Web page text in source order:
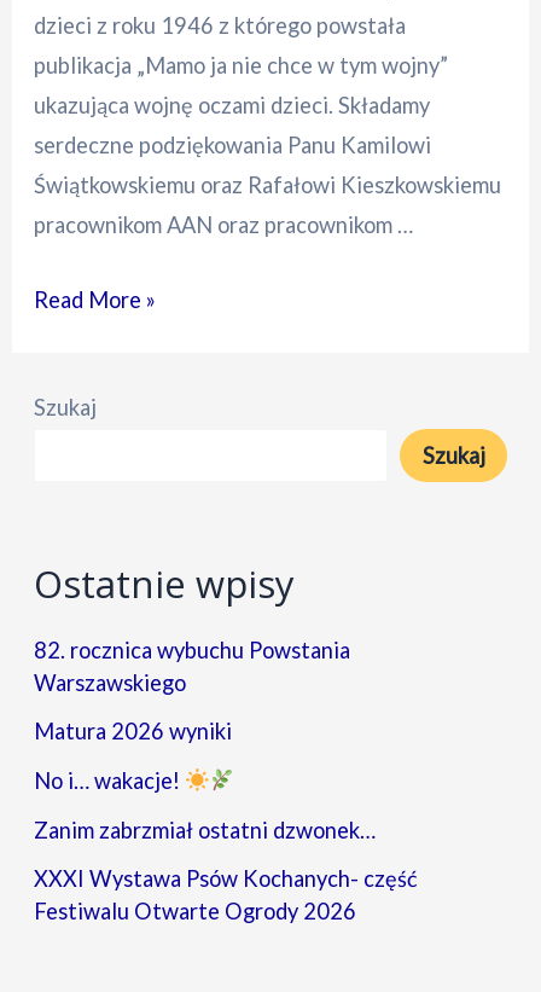
dzieci z roku 1946 z którego powstała
publikacja „Mamo ja nie chce w tym wojny”
ukazująca wojnę oczami dzieci. Składamy
serdeczne podziękowania Panu Kamilowi
Świątkowskiemu oraz Rafałowi Kieszkowskiemu
pracownikom AAN oraz pracownikom …
Lekcja
Akt
Read More »
Szukaj
Szukaj
Ostatnie wpisy
82. rocznica wybuchu Powstania
Warszawskiego
Matura 2026 wyniki
No i… wakacje!
Zanim zabrzmiał ostatni dzwonek…
XXXI Wystawa Psów Kochanych- część
Festiwalu Otwarte Ogrody 2026